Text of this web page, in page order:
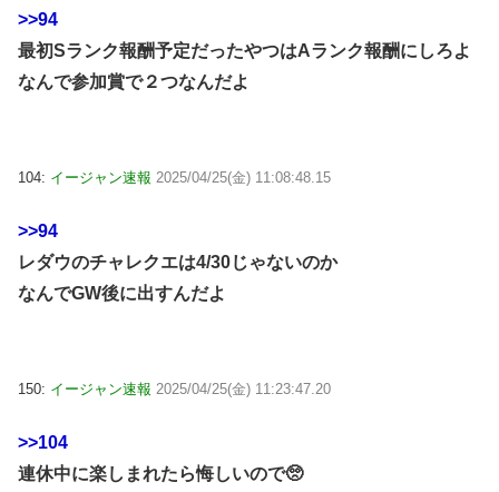
>>94
最初Sランク報酬予定だったやつはAランク報酬にしろよ
なんで参加賞で２つなんだよ
104: イージャン速報 2025/04/25(金) 11:08:48.15
>>94
レダウのチャレクエは4/30じゃないのか
なんでGW後に出すんだよ
150: イージャン速報 2025/04/25(金) 11:23:47.20
>>104
連休中に楽しまれたら悔しいので🥺